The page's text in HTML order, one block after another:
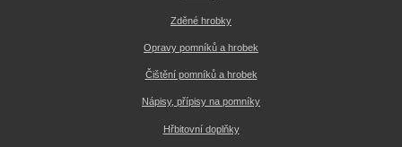
Zděné hrobky
Opravy pomníků a hrobek
Čištění pomníků a hrobek
Nápisy, přípisy na pomníky
Hřbitovní doplňky